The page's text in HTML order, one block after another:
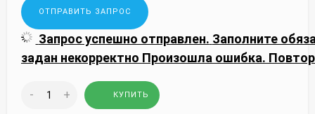
Запрос успешно отправлен. Заполните
задан некорректно Произошла ошибка.
- + КУПИТЬ